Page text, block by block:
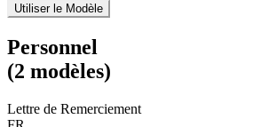
Utiliser le Modèle
Personnel
(2 modèles)
Lettre de Remerciement